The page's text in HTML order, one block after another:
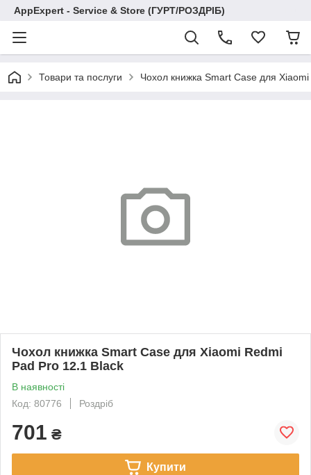
AppExpert - Service & Store (ГУРТ/РОЗДРІБ)
Товари та послуги Чохол книжка Smart Case для
Чохол книжка Smart Case для Xiaomi Redmi
Pad Pro 12.1 Black
В наявності
Код: 80776
Роздріб
701 ₴
Купити